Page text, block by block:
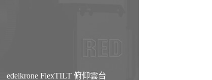
edelkrone FlexTILT 俯仰雲台